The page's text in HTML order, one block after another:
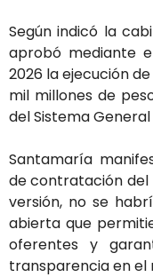
Según indicó la
aprobó mediante
2026 la ejecución
mil millones de
del Sistema General
Santamaría
de contratación del
versión, no se
abierta que
oferentes y
transparencia en el